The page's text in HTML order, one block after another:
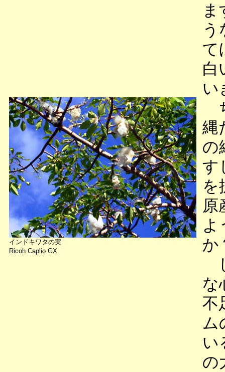
インドキワタの実
Ricoh Caplio GX
う
て
白
い
縄
の
す
を
原
よ
か
な
不
ム
い
の